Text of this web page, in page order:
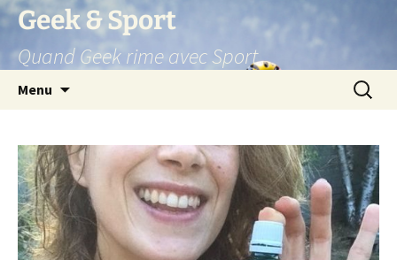
Aller
contenu
Geek & Sport
Quand Geek rime avec Sport
Menu